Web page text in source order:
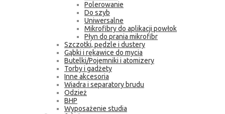
Polerowanie
Do szyb
Uniwersalne
Mikrofibry do aplikacji powłok
Płyn do prania mikrofibr
Szczotki, pędzle i dustery
Gąbki i rękawice do mycia
Butelki/Pojemniki i atomizery
Torby i gadżety
Inne akcesoria
Wiadra i separatory brudu
Odzież
BHP
Wyposażenie studia